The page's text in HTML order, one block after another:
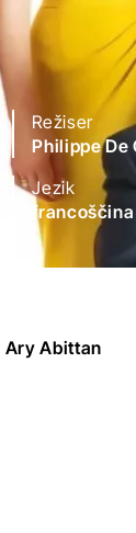
Režiser
Philippe De
Jezik
francoščina
Ary Abittan